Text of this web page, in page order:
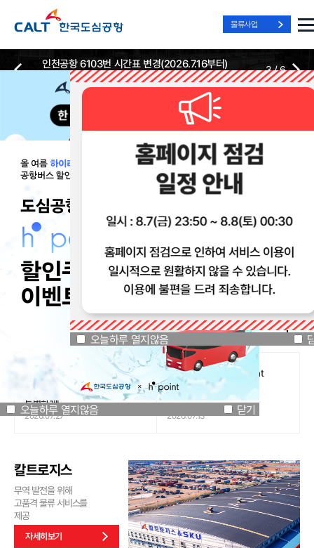
물류사업
오늘하루 열지않음
오늘하루 열지않음 닫기
오늘하루 열지않음
Best Way, Fast Way
to the Airport
Best Way, Fast Way
to the Airport
Best Way, Fast Way
to the Airport
인천공항 6103번 시간표 변경(2026.7.16부터)
2026-07-13 2026-07-13
3/6
실시간
위치안내
리무진 노선
및 시간표
리무진
예매
리무진
이용 혜택
공지사항
[인천국제공항공사 x 잔망루피]
공항은 GREEN하게, 굿즈는
특별하게!
2026.07.27
도심공항리무진 x H.Point
할인쿠폰 이벤트
2026.07.13
칼트로지스
무역 발전을 위해
고품격 물류 서비스를
제공
자세히보기